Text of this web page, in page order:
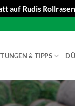
auf Rudis
& TIPPS